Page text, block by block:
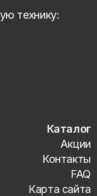
технику:
Каталог
Акции
Контакты
FAQ
Карта сайта